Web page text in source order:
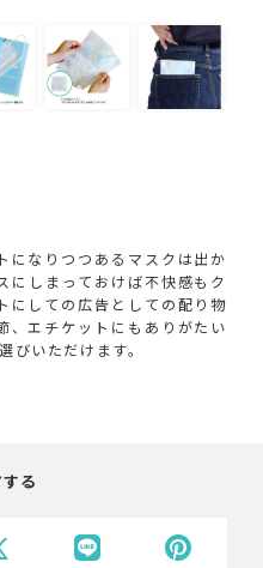
になりつつあるマスクは出か
にしまっておけば不快感もク
にしての広告としての配り物
、エチケットにもありがたい
びいただけます。
る